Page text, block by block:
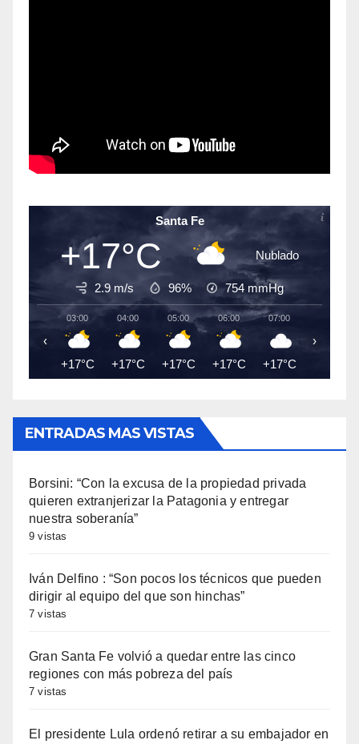
Santa Fe
+17°C Nublado
2.9 m/s 96% 754 mmHg
03:00
+17°C
04:00
+17°C
05:00
+17°C
06:00
+17°C
07:00
+17°C
‹ ›
ENTRADAS MAS VISTAS
Borsini: “Con la excusa de la propiedad privada
quieren extranjerizar la Patagonia y entregar
nuestra soberanía”
9 vistas
Iván Delfino : “Son pocos los técnicos que pueden
dirigir al equipo del que son hinchas”
7 vistas
Gran Santa Fe volvió a quedar entre las cinco
regiones con más pobreza del país
7 vistas
El presidente Lula ordenó retirar a su embajador en